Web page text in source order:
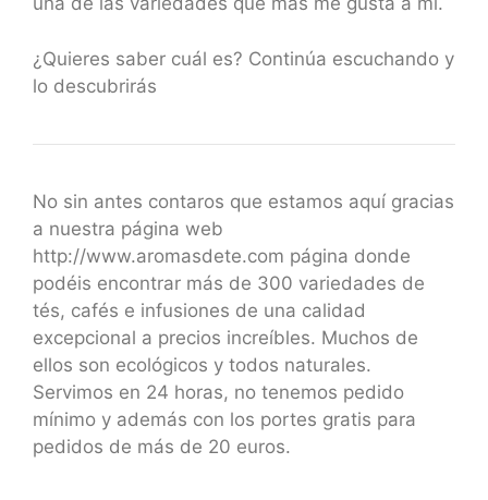
¿Quieres saber cuál es? Continúa escuchando y
lo descubrirás
No sin antes contaros que estamos aquí gracias
a nuestra página web
http://www.aromasdete.com página donde
podéis encontrar más de 300 variedades de
tés, cafés e infusiones de una calidad
excepcional a precios increíbles. Muchos de
ellos son ecológicos y todos naturales.
Servimos en 24 horas, no tenemos pedido
mínimo y además con los portes gratis para
pedidos de más de 20 euros.